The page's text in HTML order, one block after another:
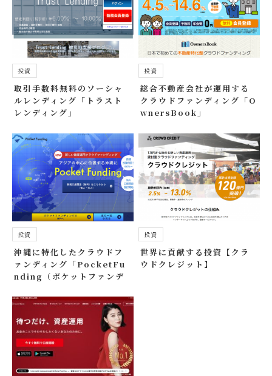
投資
取引手数料無料のソーシャ
ルレンディング「トラスト
レンディング」
投資
総合不動産会社が運用する
クラウドファンディング「O
wnersBook」
投資
沖縄に特化したクラウドフ
ァンディング「PocketFu
nding（ポケットファンデ
投資
世界に貢献する投資【クラ
ウドクレジット】